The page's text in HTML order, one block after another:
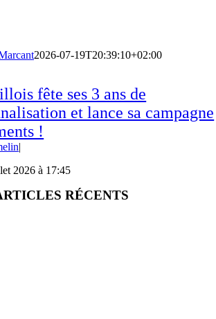
2026-07-19T20:39:10+02:00
fête ses 3 ans de
et lance sa campagne
!
|
2026 à 17:45
RÉCENTS